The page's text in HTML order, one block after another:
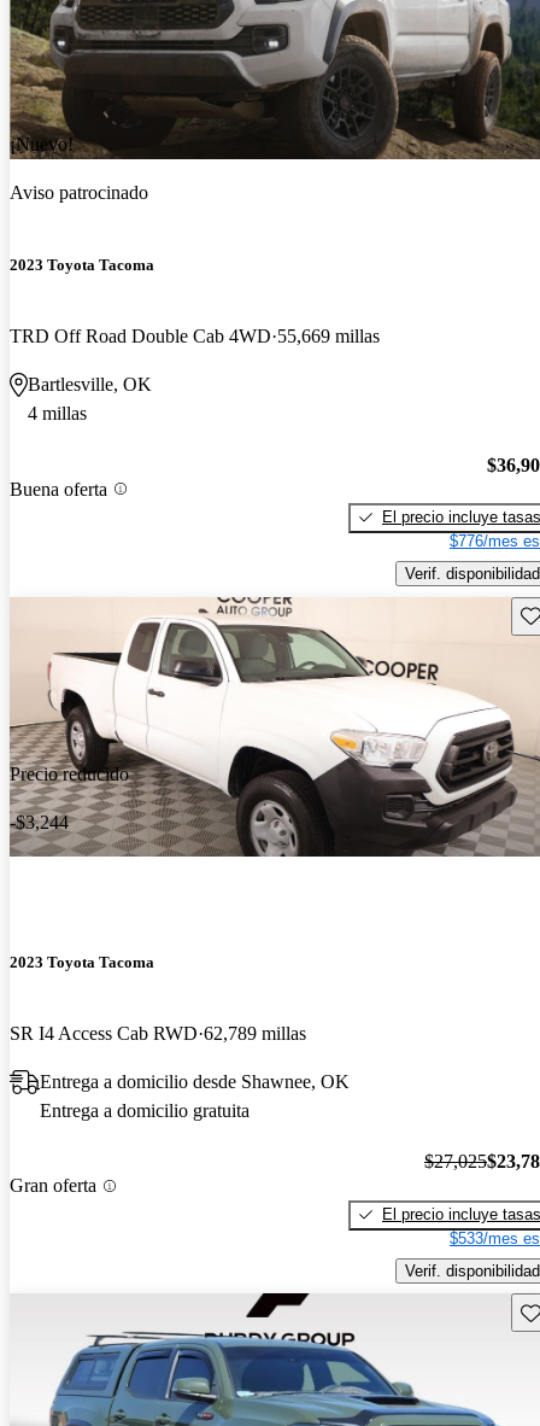
¡Nuevo!
Aviso patrocinado
2023 Toyota Tacoma
TRD Off Road Double Cab 4WD 55,669 millas
Bartlesville, OK
4 millas
Buena oferta
El precio incluye tasas
$776/mes
Verif. disponibilidad
Precio reducido
-$3,244
2023 Toyota Tacoma
SR I4 Access Cab RWD 62,789 millas
Entrega a domicilio desde Shawnee, OK
Entrega a domicilio gratuita
Gran oferta
$27,025
El precio incluye tasas
$533/mes
Verif. disponibilidad